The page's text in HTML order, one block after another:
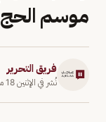
موسم الحج
فريق التحرير
نُشر في الإثنين 18 مايو 2026